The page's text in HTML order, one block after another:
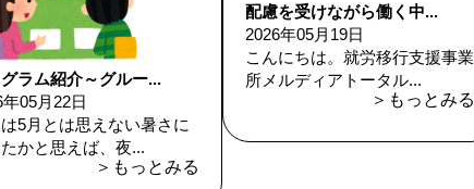
ラム紹介～グルー...
年05月22日
5月とは思えない暑さに
かと思えば、夜...
＞もっとみる
配慮を受けながら働く中...
2026年05月19日
こんにちは。就労移行支援事業
所メルディアトータル...
＞もっとみる